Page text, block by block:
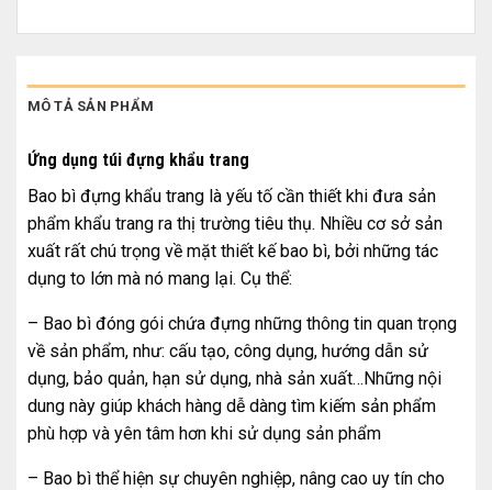
MÔ TẢ SẢN PHẨM
Ứng dụng túi đựng khẩu trang
Bao bì đựng khẩu trang là yếu tố cần thiết khi đưa sản
phẩm khẩu trang ra thị trường tiêu thụ. Nhiều cơ sở sản
xuất rất chú trọng về mặt thiết kế bao bì, bởi những tác
dụng to lớn mà nó mang lại. Cụ thể:
– Bao bì đóng gói chứa đựng những thông tin quan trọng
về sản phẩm, như: cấu tạo, công dụng, hướng dẫn sử
dụng, bảo quản, hạn sử dụng, nhà sản xuất…Những nội
dung này giúp khách hàng dễ dàng tìm kiếm sản phẩm
phù hợp và yên tâm hơn khi sử dụng sản phẩm
– Bao bì thể hiện sự chuyên nghiệp, nâng cao uy tín cho